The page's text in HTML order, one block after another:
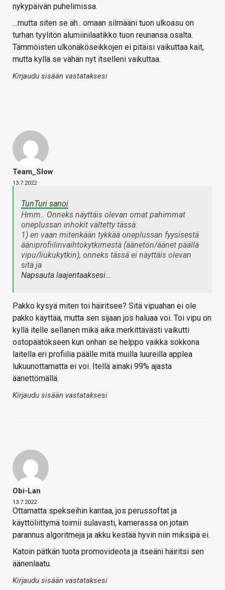
nykypäivän puhelimissa.
…mutta siten se äh.. omaan silmääni tuon ulkoasu on
turhan tyylitön alumiinilaatikko tuon reunansa osalta.
Tämmöisten ulkonäköseikkojen ei pitäisi vaikuttaa kait,
mutta kyllä se vähän nyt itselleni vaikuttaa.
Kirjaudu sisään vastataksesi
Team_Slow
13.7.2022
TunTuri sanoi
Hmm.. Onneks näyttäis olevan omat pahimmat
oneplussan inhokit vältetty tässä:
1) en vaan mitenkään tykkää oneplussan fyysisestä
ääniprofiilinvaihtokytkimestä (äänetön/äänet päällä
vipu/liukukytkin), onneks tässä ei näyttäis olevan
sitä ja
Napsauta laajentaaksesi…
Pakko kysyä miten toi häiritsee? Sitä vipuahan ei ole
pakko käyttää, mutta sen sijaan jos haluaa voi. Toi vipu on
kyllä itelle sellanen mikä aika merkittävästi vaikutti
ostopäätökseen kun onhan se helppo vaikka sokkona
laitella eri profiilia päälle mitä muilla luureilla applea
lukuunottamatta ei voi. Itellä ainaki 99% ajasta
äänettömällä.
Kirjaudu sisään vastataksesi
Obi-Lan
13.7.2022
Ottamatta spekseihin kantaa, jos perussoftat ja
käyttöliittymä toimii sulavasti, kamerassa on jotain
parannus algoritmeja ja akku kestää hyvin niin miksipä ei.
Katoin pätkän tuota promovideota ja itseäni häiritsi sen
äänenlaatu.
Kirjaudu sisään vastataksesi